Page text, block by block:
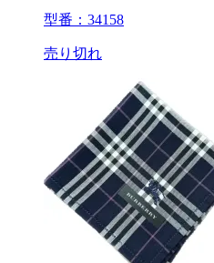
型番：34158
売り切れ